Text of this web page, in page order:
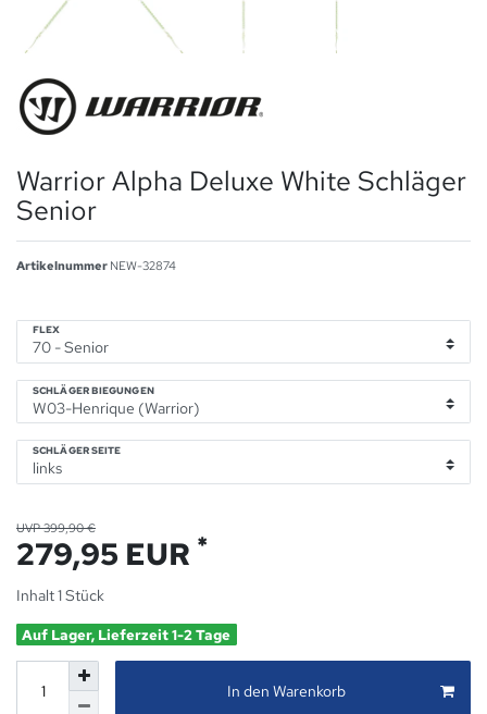
Warrior Alpha Deluxe White Schläger
Senior
Artikelnummer NEW-32874
FLEX
SCHLÄGER BIEGUNGEN
SCHLÄGER SEITE
UVP 399,90 €
279,95 EUR *
Inhalt1Stück
Auf Lager, Lieferzeit 1-2 Tage
In den Warenkorb